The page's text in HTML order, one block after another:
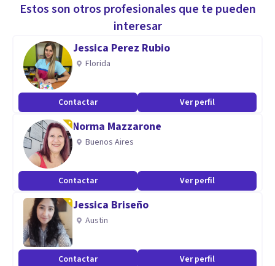
Estos son otros profesionales que te pueden
interesar
Jessica Perez Rubio
Florida
Contactar Ver perfil
Norma Mazzarone
Buenos Aires
Contactar Ver perfil
Jessica Briseño
Austin
Contactar Ver perfil